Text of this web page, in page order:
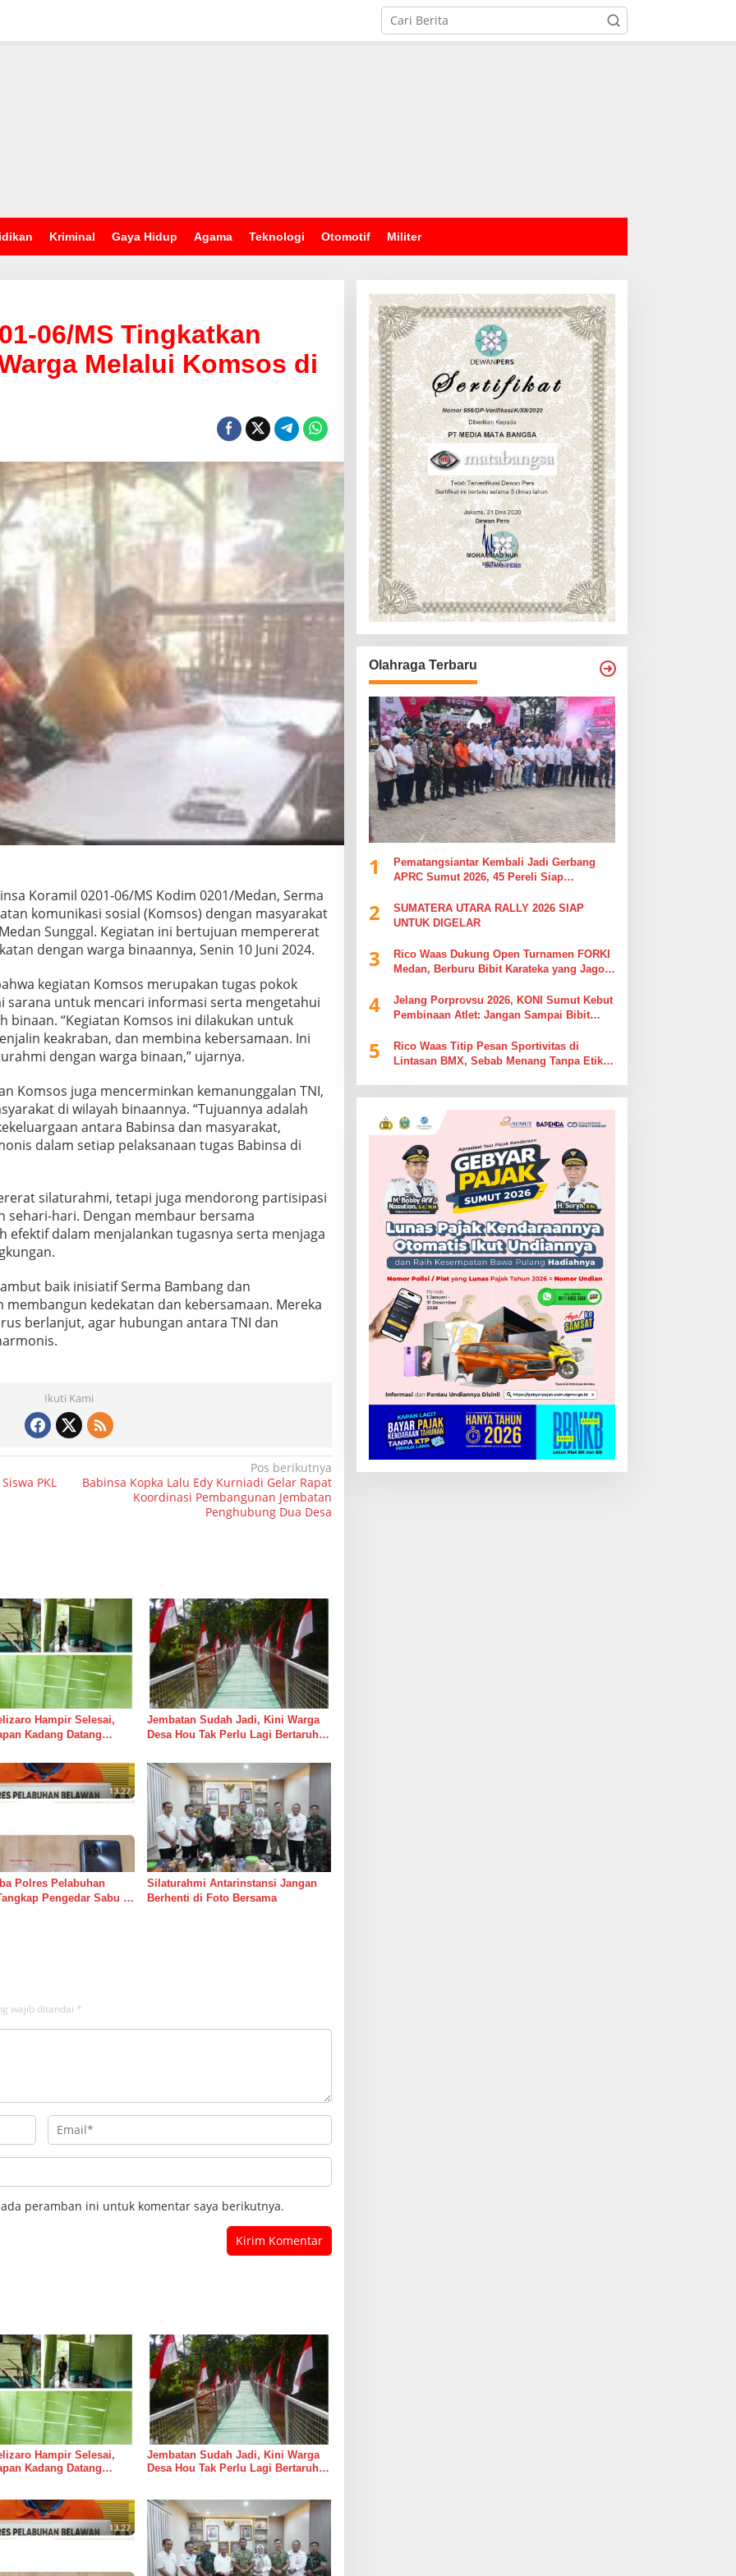
Kriminal Gaya Hidup Agama Teknologi Otomotif Militer
06/MS Tingkatkan
Melalui Komsos di
Koramil 0201-06/MS Kodim 0201/Medan, Serma
komunikasi sosial (Komsos) dengan masyarakat
Sunggal. Kegiatan ini bertujuan mempererat
dengan warga binaannya, Senin 10 Juni 2024.
kegiatan Komsos merupakan tugas pokok
sarana untuk mencari informasi serta mengetahui
binaan. “Kegiatan Komsos ini dilakukan untuk
keakraban, dan membina kebersamaan. Ini
dengan warga binaan,” ujarnya.
Komsos juga mencerminkan kemanunggalan TNI,
di wilayah binaannya. “Tujuannya adalah
antara Babinsa dan masyarakat,
dalam setiap pelaksanaan tugas Babinsa di
silaturahmi, tetapi juga mendorong partisipasi
sehari-hari. Dengan membaur bersama
efektif dalam menjalankan tugasnya serta menjaga
baik inisiatif Serma Bambang dan
membangun kedekatan dan kebersamaan. Mereka
berlanjut, agar hubungan antara TNI dan
Ikuti Kami
PKL
Pos berikutnya
Babinsa Kopka Lalu Edy Kurniadi Gelar Rapat
Koordinasi Pembangunan Jembatan
Penghubung Dua Desa
Hampir Selesai,
Kadang Datang
Jembatan Sudah Jadi, Kini Warga
Desa Hou Tak Perlu Lagi Bertaruh
Polres Pelabuhan
Pengedar Sabu di
Silaturahmi Antarinstansi Jangan
Berhenti di Foto Bersama
wajib ditandai *
peramban ini untuk komentar saya berikutnya.
Hampir Selesai,
Kadang Datang
Jembatan Sudah Jadi, Kini Warga
Desa Hou Tak Perlu Lagi Bertaruh
Olahraga Terbaru
1
Pematangsiantar Kembali Jadi Gerbang
APRC Sumut 2026, 45 Pereli Siap
Kabupaten Simalungun
2
SUMATERA UTARA RALLY 2026 SIAP
UNTUK DIGELAR
3
Rico Waas Dukung Open Turnamen FORKI
Medan, Berburu Bibit Karateka yang Jago
Komentar
4
Jelang Porprovsu 2026, KONI Sumut Kebut
Pembinaan Atlet: Jangan Sampai Bibit
5
Rico Waas Titip Pesan Sportivitas di
Lintasan BMX, Sebab Menang Tanpa Etika